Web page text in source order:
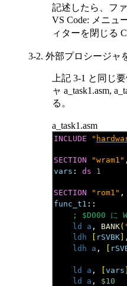
記述したら、フ
VS Code: メニュ
ィターを閉じる
3-2. 外部プロシージャ
上記 3-1 と同じ
ャ a_task1.asm,
る。
a_task1.asm
INCLUDE "
SECTION "wram1"
vars : ds 1
SECTION "rom1" ,
func_t1
; $D000 に
ld a , BANK(
ldh
rSVBK
ldh a ,
ld a , vars
ld a , $10